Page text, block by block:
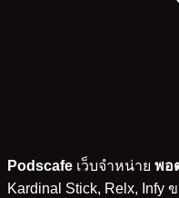
Podscafe เว็บจำหน่าย พอ
Kardinal Stick, Relx, Infy